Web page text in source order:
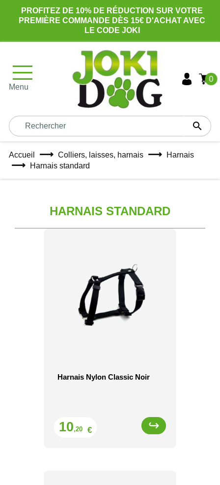
PROFITEZ DE 10% DE RÉDUCTION SUR VOTRE
PREMIÈRE COMMANDE DÈS 15€ D'ACHAT AVEC
LE CODE JOKI
Menu

0
Accueil Colliers, laisses, harnais
Harnais
Harnais standard
HARNAIS STANDARD
Harnais Nylon Classic Noir
10,20 €